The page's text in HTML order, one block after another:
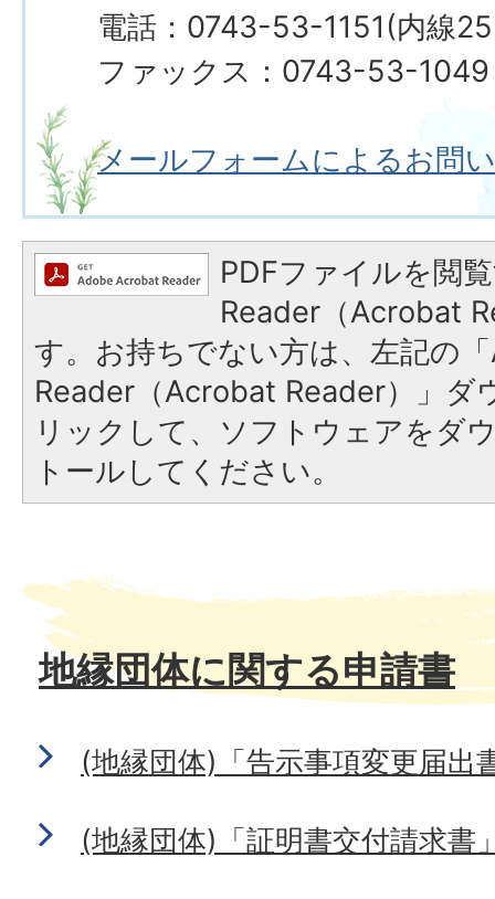
電話：0743-53-1151(内線
ファックス：0743-53-1049
メールフォームによるお問
PDFファイルを閲
Reader（Acrobat
す。お持ちでない方は、左記の
Reader（Acrobat Reader）」ダ
リックして、ソフトウェアをダ
トールしてください。
地縁団体に関する申請書
(地縁団体)「告示事項変更届出
(地縁団体)「証明書交付請求書